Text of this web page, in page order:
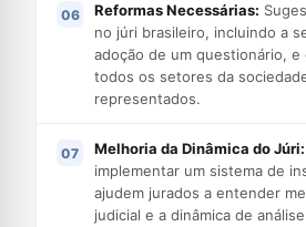
Reformas Necessárias:
no júri brasileiro, incluindo a
adoção de um questionário, e
todos os setores da
representados.
Melhoria da Dinâmica do Júri:
implementar um sistema de
ajudem jurados a entender
judicial e a dinâmica de